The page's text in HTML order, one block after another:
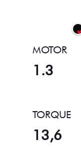
MOTOR
1.3
TORQUE
13,6